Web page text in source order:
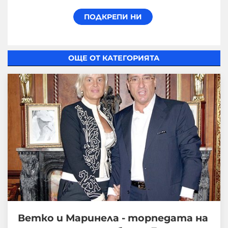
ОЩЕ ОТ КАТЕГОРИЯТА
Ветко и Маринела - торпедата на